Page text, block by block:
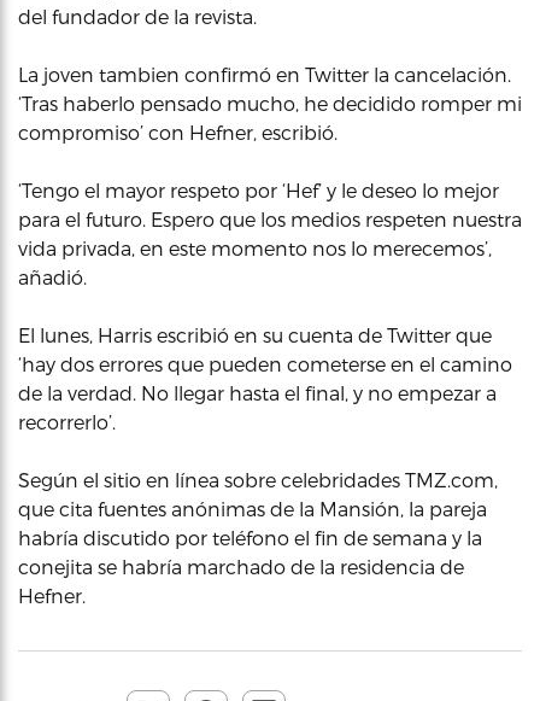
del fundador de la revista.
La joven tambien confirmó en Twitter la cancelación.
‘Tras haberlo pensado mucho, he decidido romper mi
compromiso’ con Hefner, escribió.
‘Tengo el mayor respeto por ‘Hef’ y le deseo lo mejor
para el futuro. Espero que los medios respeten nuestra
vida privada, en este momento nos lo merecemos’,
añadió.
El lunes, Harris escribió en su cuenta de Twitter que
‘hay dos errores que pueden cometerse en el camino
de la verdad. No llegar hasta el final, y no empezar a
recorrerlo’.
Según el sitio en línea sobre celebridades TMZ.com,
que cita fuentes anónimas de la Mansión, la pareja
habría discutido por teléfono el fin de semana y la
conejita se habría marchado de la residencia de
Hefner.